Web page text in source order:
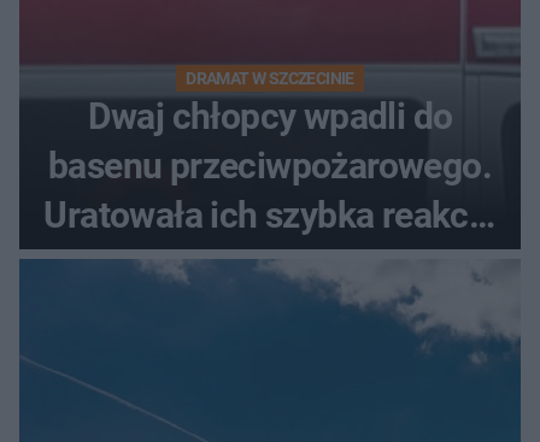
DRAMAT W SZCZECINIE
Dwaj chłopcy wpadli do
basenu przeciwpożarowego.
Uratowała ich szybka reakcja
świadków